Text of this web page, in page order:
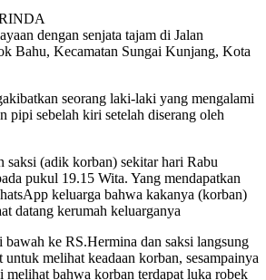
dengan senjata tajam di Jalan
Bahu, Kecamatan Sungai Kunjang, Kota
seorang laki-laki yang mengalami
pipi sebelah kiri setelah diserang oleh
saksi (adik korban) sekitar hari Rabu
pukul 19.15 Wita. Yang mendapatkan
keluarga bahwa kakanya (korban)
datang kerumah keluarganya
ke RS.Hermina dan saksi langsung
untuk melihat keadaan korban, sesampainya
bahwa korban terdapat luka robek